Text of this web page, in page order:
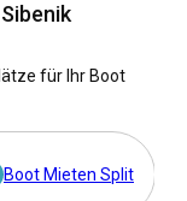
geeignete
auf See.
Anfänger sind,
für Ihr Boot
Boot Mieten Split